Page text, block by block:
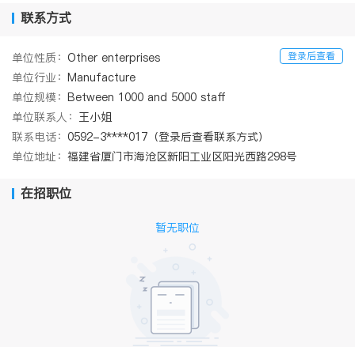
（6）国家高新技术企业、国家级企业工业设计中心、国家级企业技
国家行业标准起草单位、厦门自主创新示范企业、厦门百强企业
联系方式
登录后查看
单位性质： Other enterprises
单位行业： Manufacture
单位规模： Between 1000 and 5000 staff
单位联系人： 王小姐
联系电话： 0592-3****017（登录后查看联系方式）
单位地址： 福建省厦门市海沧区新阳工业区阳光西路298号
在招职位
暂无职位